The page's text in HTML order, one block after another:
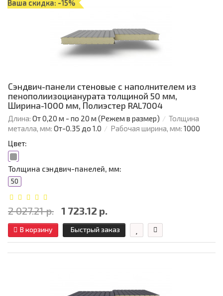
Ваша скидка: -15%
Сэндвич-панели стеновые с наполнителем из
пенополиизоцианурата толщиной 50 мм,
Ширина-1000 мм, Полиэстер RAL7004
Длина: От 0,20 м - по 20 м (Режем в размер)
Толщина
металла, мм: От-0.35 до 1.0 Рабочая ширина, мм: 1000
Цвет:
Толщина сэндвич-панелей, мм:
50
2 027.21 р. 1 723.12 р.
В корзину Быстрый заказ